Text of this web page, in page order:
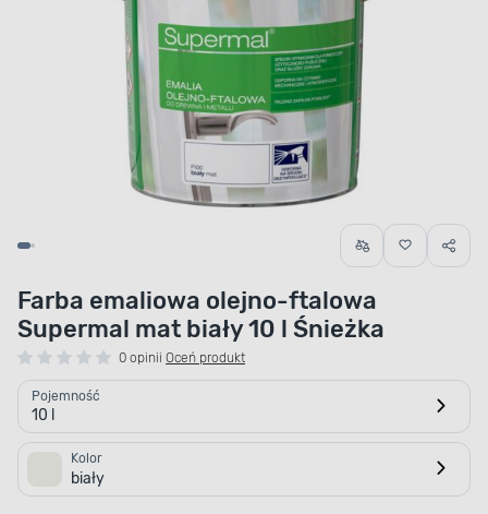
Farba emaliowa olejno-ftalowa
Supermal mat biały 10 l Śnieżka
0 opinii Oceń produkt
Pojemność
10 l
Kolor
biały